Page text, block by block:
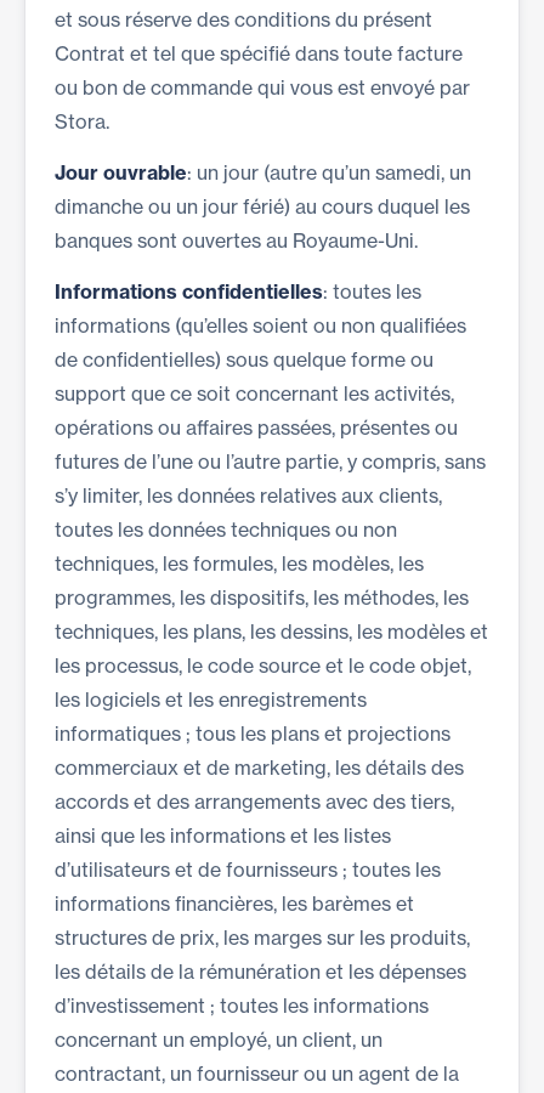
et sous réserve des conditions du présent
Contrat et tel que spécifié dans toute facture
ou bon de commande qui vous est envoyé par
Stora.
Jour ouvrable: un jour (autre qu’un samedi, un
dimanche ou un jour férié) au cours duquel les
banques sont ouvertes au Royaume-Uni.
Informations confidentielles: toutes les
informations (qu’elles soient ou non qualifiées
de confidentielles) sous quelque forme ou
support que ce soit concernant les activités,
opérations ou affaires passées, présentes ou
futures de l’une ou l’autre partie, y compris, sans
s’y limiter, les données relatives aux clients,
toutes les données techniques ou non
techniques, les formules, les modèles, les
programmes, les dispositifs, les méthodes, les
techniques, les plans, les dessins, les modèles et
les processus, le code source et le code objet,
les logiciels et les enregistrements
informatiques ; tous les plans et projections
commerciaux et de marketing, les détails des
accords et des arrangements avec des tiers,
ainsi que les informations et les listes
d’utilisateurs et de fournisseurs ; toutes les
informations financières, les barèmes et
structures de prix, les marges sur les produits,
les détails de la rémunération et les dépenses
d’investissement ; toutes les informations
concernant un employé, un client, un
contractant, un fournisseur ou un agent de la